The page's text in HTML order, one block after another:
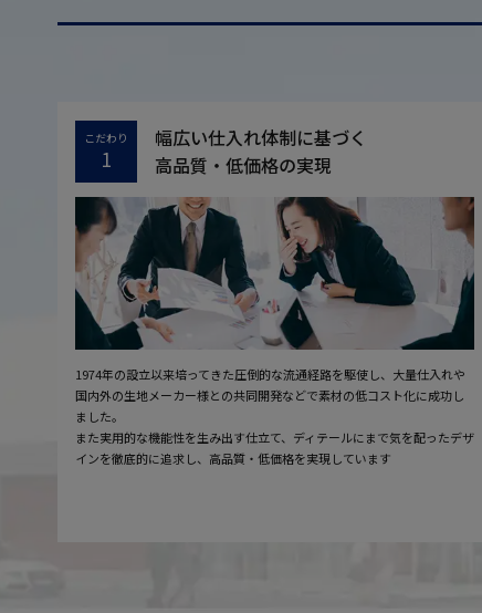
こだわり
1
幅広い仕入れ体制に基づく
高品質・低価格の実現
1974年の設立以来培ってきた圧倒的な流通経路を駆使し、大量仕入れや
国内外の生地メーカー様との共同開発などで素材の低コスト化に成功し
ました。
また実用的な機能性を生み出す仕立て、ディテールにまで気を配ったデザ
インを徹底的に追求し、高品質・低価格を実現しています